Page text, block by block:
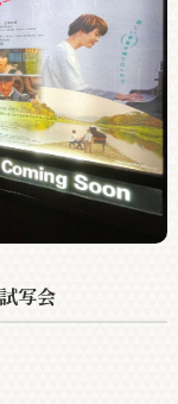
写会